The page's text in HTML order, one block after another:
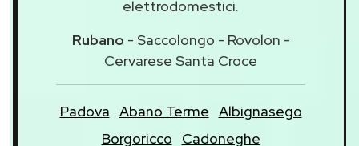
elettrodomestici.
Rubano - Saccolongo - Rovolon -
Cervarese Santa Croce
Padova Abano Terme Albignasego
Borgoricco
Cadoneghe